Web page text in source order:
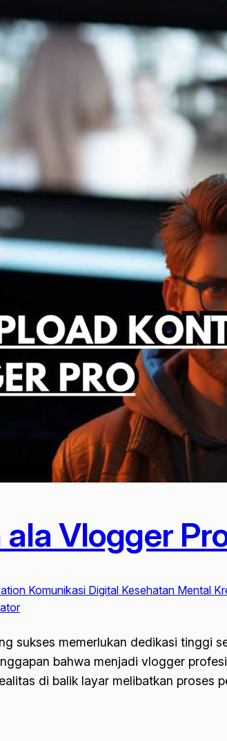
Vlogger
Komunikasi Digital Kesehatan Mental
sukses memerlukan dedikasi tinggi
bahwa menjadi vlogger
di balik layar melibatkan proses